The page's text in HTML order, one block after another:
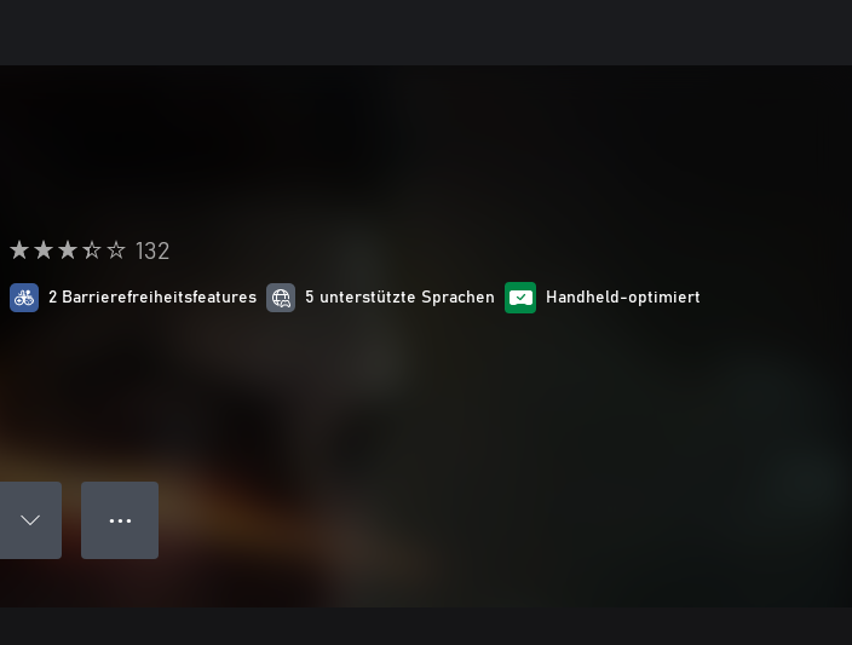
132
2 Barrierefreiheitsfeatures 5 unterstützte Sprachen Handheld-optimiert
● ● ●